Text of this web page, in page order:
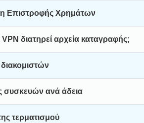
Επιστροφής Χρημάτων
διατηρεί αρχεία καταγραφής;
συσκευών ανά άδεια
τερματισμού